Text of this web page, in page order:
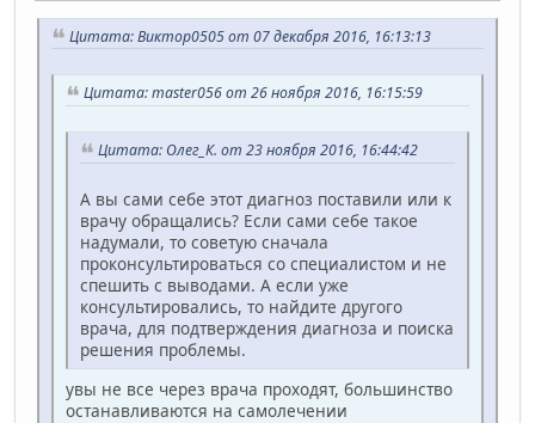
Цитата: Виктор0505 от 07 декабря 2016, 16:13:13
Цитата: master056 от 26 ноября 2016, 16:15:59
Цитата: Олег_К. от 23 ноября 2016, 16:44:42
А вы сами себе этот диагноз поставили или к
врачу обращались? Если сами себе такое
надумали, то советую сначала
проконсультироваться со специалистом и не
спешить с выводами. А если уже
консультировались, то найдите другого
врача, для подтверждения диагноза и поиска
решения проблемы.
увы не все через врача проходят, большинство
останавливаются на самолечении